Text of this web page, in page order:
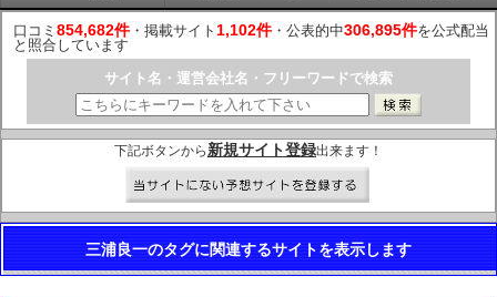
口コミ 854,682件・掲載サイト 1,102件・公表的中306,895件を公式配当
と照合しています
サイト名・運営会社名・フリーワードで検索
下記ボタンから 新規サイト登録出来ます！
三浦良一のタグに関連するサイトを表示します